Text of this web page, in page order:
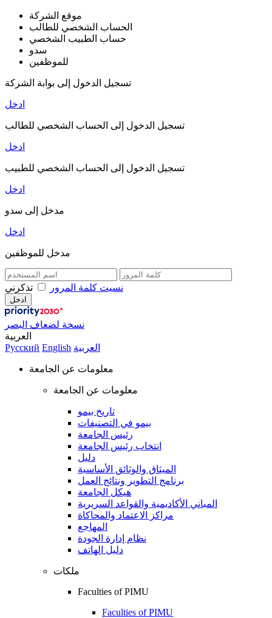
موقع الشركة
الحساب الشخصي للطالب
حساب الطبيب الشخصي
سدو
للموظفين
تسجيل الدخول إلى بوابة الشركة
ادخل
تسجيل الدخول إلى الحساب الشخصي للطالب
ادخل
تسجيل الدخول إلى الحساب الشخصي للطبيب
ادخل
مدخل إلى سدو
ادخل
مدخل للموظفين
نسيت كلمة المرور تذكرني
نسخة لضعاف البصر
العربية
Русский English العربية
معلومات عن الجامعة
معلومات عن الجامعة
تاريخ بيمو
بيمو في التصنيفات
رئيس الجامعة
انتخاب رئيس الجامعة
دليل
الميثاق والوثائق الأساسية
برنامج التطوير ونتائج العمل
هيكل الجامعة
المباني الأكاديمية والقواعد السريرية
مراكز الاعتماد والمحاكاة
المهاجع
نظام إدارة الجودة
دليل الهاتف
ملكات
Faculties of PIMU
Faculties of PIMU